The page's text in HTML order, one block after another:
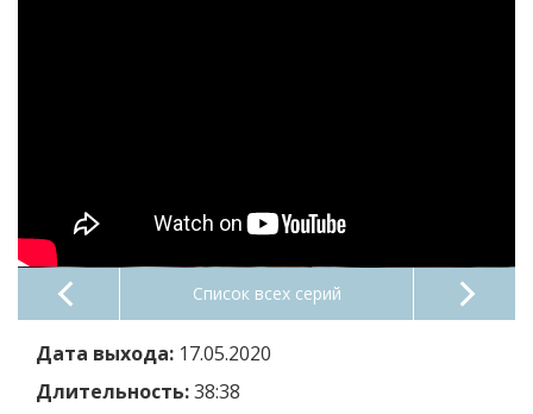
Список всех серий
Дата выхода: 17.05.2020
Длительность:38:38